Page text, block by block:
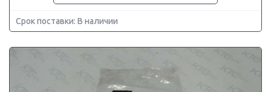
Срок поставки: В наличии